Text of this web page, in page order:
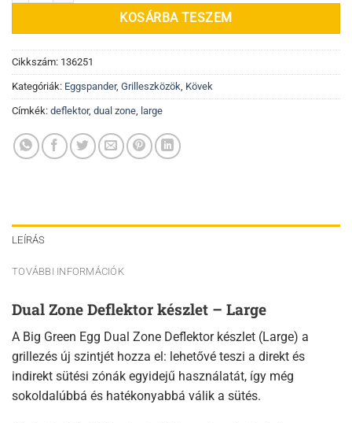
KOSÁRBA TESZEM
Cikkszám: 136251
Kategóriák: Eggspander, Grilleszközök, Kövek
Címkék: deflektor, dual zone, large
LEÍRÁS
TOVÁBBI INFORMÁCIÓK
Dual Zone Deflektor készlet – Large
A Big Green Egg Dual Zone Deflektor készlet (Large) a
grillezés új szintjét hozza el: lehetővé teszi a direkt és
indirekt sütési zónák egyidejű használatát, így még
sokoldalúbbá és hatékonyabbá válik a sütés.